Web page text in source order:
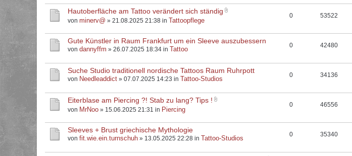
Hautoberfläche am Tattoo verändert sich ständig
von minerv@ » 21.08.2025 21:38 in Tattoopflege
0 53522
Gute Künstler in Raum Frankfurt um ein Sleeve auszubessern
von dannyffm » 26.07.2025 18:34 in Tattoo 0 42480
Suche Studio traditionell nordische Tattoos Raum Ruhrpott
von Needleaddict » 07.07.2025 14:23 in Tattoo-Studios 0 34136
Eiterblase am Piercing ?! Stab zu lang? Tips !
von MrNoo » 15.06.2025 21:31 in Piercing
0 46556
Sleeves + Brust griechische Mythologie
von fit.wie.ein.turnschuh » 13.05.2025 22:28 in Tattoo-Studios 0 35340